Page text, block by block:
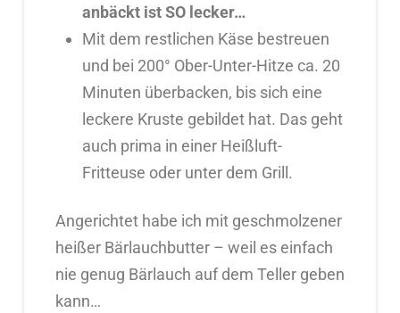
anbäckt ist SO lecker…
Mit dem restlichen Käse bestreuen
und bei 200° Ober-Unter-Hitze ca. 20
Minuten überbacken, bis sich eine
leckere Kruste gebildet hat. Das geht
auch prima in einer Heißluft-
Fritteuse oder unter dem Grill.
Angerichtet habe ich mit geschmolzener
heißer Bärlauchbutter – weil es einfach
nie genug Bärlauch auf dem Teller geben
kann…